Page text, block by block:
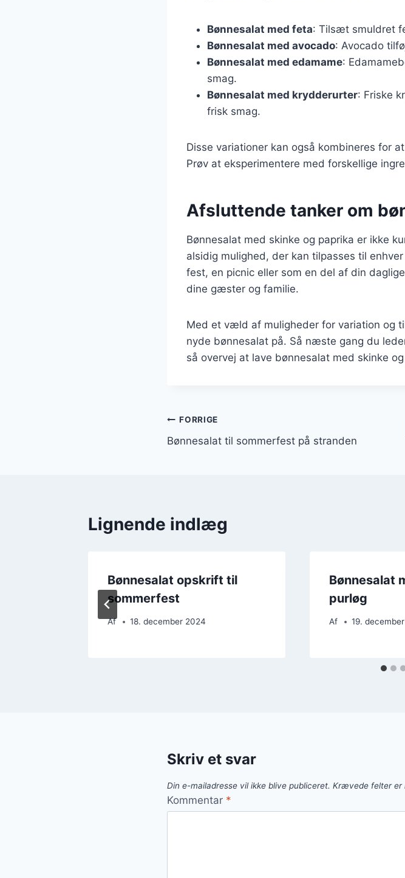
Bønnesalat med feta: Tilsæt smuldret
Bønnesalat med avocado: Avocado
Bønnesalat med edamame:
smag.
Bønnesalat med krydderurter: Friske
frisk smag.
Disse variationer kan også kombineres for
Prøv at eksperimentere med forskellige
Afsluttende tanker om
Bønnesalat med skinke og paprika er ikke
alsidig mulighed, der kan tilpasses til
fest, en picnic eller som en del af din
dine gæster og familie.
Med et væld af muligheder for variation og
nyde bønnesalat på. Så næste gang du
så overvej at lave bønnesalat med skinke
Indlægsnavigation
FORRIGE
Bønnesalat til sommerfest på stranden
Lignende indlæg
Bønnesalat opskrift til
sommerfest
Af 18. december 2024
Bønnesalat
purløg
Af 19.
Skriv et svar
Din e-mailadresse vil ikke blive publiceret. Krævede felter er
Kommentar *